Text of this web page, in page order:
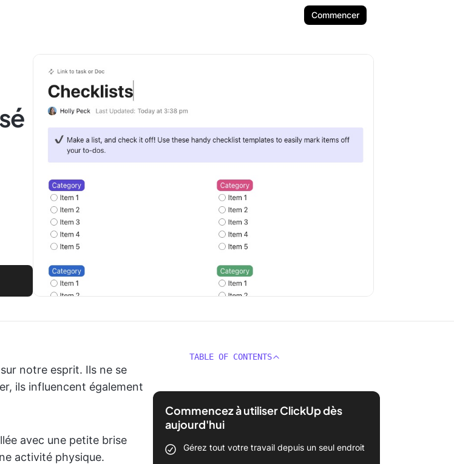
Commencer
notre esprit. Ils ne se
ils influencent également
avec une petite brise
activité physique.
TABLE OF CONTENTS
Commencez à utiliser ClickUp dès
aujourd'hui
Gérez tout votre travail depuis un seul endroit